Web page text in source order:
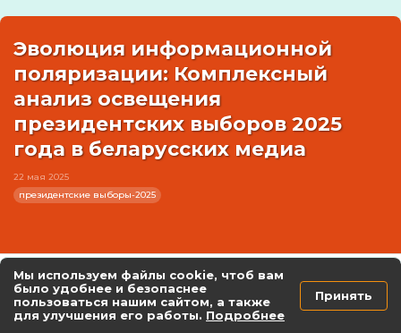
Эволюция информационной
поляризации: Комплексный
анализ освещения
президентских выборов 2025
года в беларусских медиа
22 мая 2025
президентские выборы-2025
Разделенная реальность: анализ
беларусских СМИ в 2024 году
6 мая 2025
Мы используем файлы cookie, чтоб вам
было удобнее и безопаснее
пользоваться нашим сайтом, а также
для улучшения его работы. Подробнее
Принять